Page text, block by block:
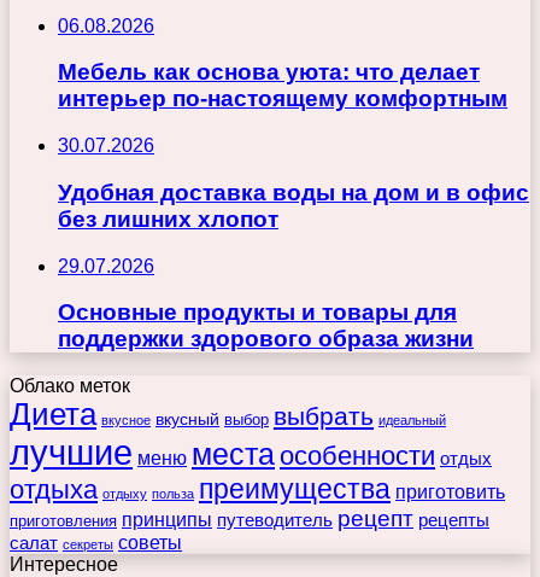
06.08.2026
Мебель как основа уюта: что делает
интерьер по-настоящему комфортным
30.07.2026
Удобная доставка воды на дом и в офис
без лишних хлопот
29.07.2026
Основные продукты и товары для
поддержки здорового образа жизни
Облако меток
Диета вкусное вкусный выбор выбрать идеальный
лучшие меню места особенности отдых
отдыха отдыху польза преимущества приготовить
приготовления принципы путеводитель рецепт рецепты
салат секреты советы
Интересное